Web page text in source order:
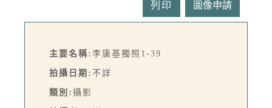
列印
主要名稱: 李唐基獨照1-39
拍攝日期: 不詳
類別: 攝影